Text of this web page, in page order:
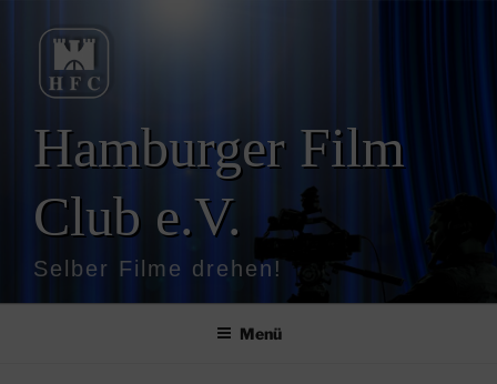
Inhalt
springen
Hamburger Film
Club e.V.
Selber Filme drehen!
Menü